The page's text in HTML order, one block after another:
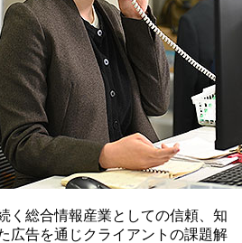
く総合情報産業としての信頼、知
広告を通じクライアントの課題解